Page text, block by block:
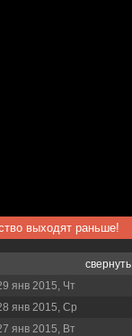
выходят раньше!
свернуть
янв 2015, Чт
янв 2015, Ср
янв 2015, Вт